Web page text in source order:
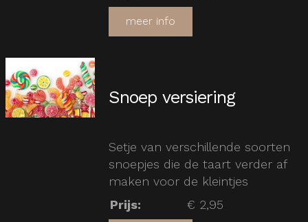
meer info
Snoep versiering
Setje van verschillende soorten
snoepjes die de taart verder af
maken voor de kleintjes
Prijs: € 2,95